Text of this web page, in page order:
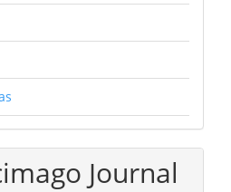
Journal